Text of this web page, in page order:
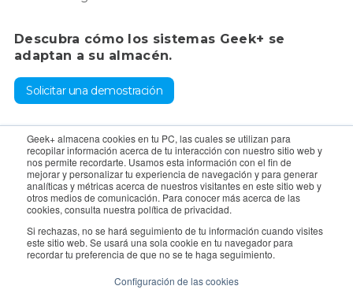
Geek+ almacena cookies en tu PC, las cuales se utilizan para
recopilar información acerca de tu interacción con nuestro sitio web y
nos permite recordarte. Usamos esta información con el fin de
mejorar y personalizar tu experiencia de navegación y para generar
analíticas y métricas acerca de nuestros visitantes en este sitio web y
otros medios de comunicación. Para conocer más acerca de las
cookies, consulta nuestra política de privacidad.
Si rechazas, no se hará seguimiento de tu información cuando visites
este sitio web. Se usará una sola cookie en tu navegador para
recordar tu preferencia de que no se te haga seguimiento.
Configuración de las cookies
Descubra cómo los sistemas Geek+ se
adaptan a su almacén.
Solicitar una demostración
Para consultas, póngase en contacto con el departamento de
ventas:sales@geekplus.com. Para promociones, póngase en
contacto con el departamento de relaciones públicas:
pr@geekplus.com
Copyright © 2026 Geekplus Technology Co., Ltd. All rights
reserved.